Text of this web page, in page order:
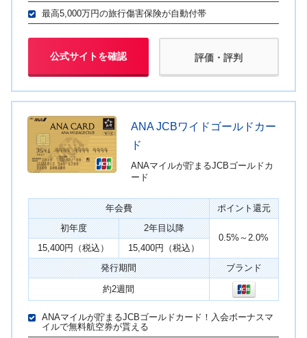
最高5,000万円の旅行傷害保険が自動付帯
公式サイトを確認 評価・評判
ANA JCBワイドゴールドカー
ド
ANAマイルが貯まるJCBゴールドカ
ード
年会費
ポイント還元
初年度
2年目以降
0.5%～2.0%
15,400円（税込）
15,400円（税込）
発行期間
ブランド
約2週間
ANAマイルが貯まるJCBゴールドカード！入会ボーナスマ
イルで無料航空券が貰える